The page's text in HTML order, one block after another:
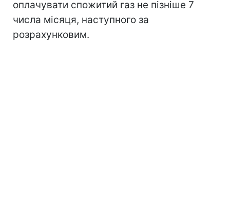
оплачувати спожитий газ не пізніше 7
числа місяця, наступного за
розрахунковим.